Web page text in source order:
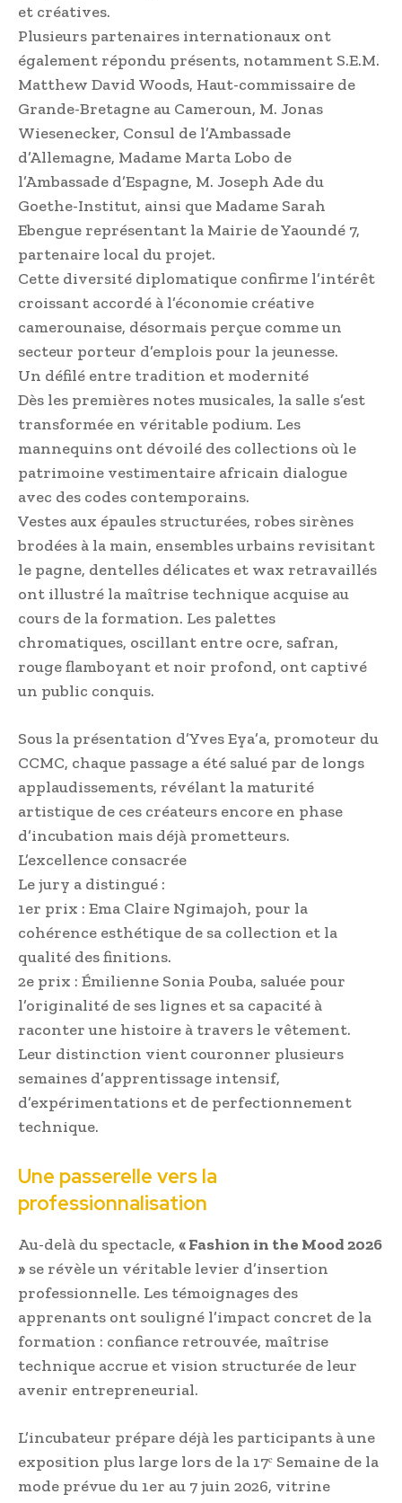
et créatives.
Plusieurs partenaires internationaux ont
également répondu présents, notamment S.E.M.
Matthew David Woods, Haut-commissaire de
Grande-Bretagne au Cameroun, M. Jonas
Wiesenecker, Consul de l’Ambassade
d’Allemagne, Madame Marta Lobo de
l’Ambassade d’Espagne, M. Joseph Ade du
Goethe-Institut, ainsi que Madame Sarah
Ebengue représentant la Mairie de Yaoundé 7,
partenaire local du projet.
Cette diversité diplomatique confirme l’intérêt
croissant accordé à l’économie créative
camerounaise, désormais perçue comme un
secteur porteur d’emplois pour la jeunesse.
Un défilé entre tradition et modernité
Dès les premières notes musicales, la salle s’est
transformée en véritable podium. Les
mannequins ont dévoilé des collections où le
patrimoine vestimentaire africain dialogue
avec des codes contemporains.
Vestes aux épaules structurées, robes sirènes
brodées à la main, ensembles urbains revisitant
le pagne, dentelles délicates et wax retravaillés
ont illustré la maîtrise technique acquise au
cours de la formation. Les palettes
chromatiques, oscillant entre ocre, safran,
rouge flamboyant et noir profond, ont captivé
un public conquis.
Sous la présentation d’Yves Eya’a, promoteur du
CCMC, chaque passage a été salué par de longs
applaudissements, révélant la maturité
artistique de ces créateurs encore en phase
d’incubation mais déjà prometteurs.
L’excellence consacrée
Le jury a distingué :
1er prix : Ema Claire Ngimajoh, pour la
cohérence esthétique de sa collection et la
qualité des finitions.
2e prix : Émilienne Sonia Pouba, saluée pour
l’originalité de ses lignes et sa capacité à
raconter une histoire à travers le vêtement.
Leur distinction vient couronner plusieurs
semaines d’apprentissage intensif,
d’expérimentations et de perfectionnement
technique.
Une passerelle vers la
professionnalisation
Au-delà du spectacle, « Fashion in the Mood 2026
» se révèle un véritable levier d’insertion
professionnelle. Les témoignages des
apprenants ont souligné l’impact concret de la
formation : confiance retrouvée, maîtrise
technique accrue et vision structurée de leur
avenir entrepreneurial.
L’incubateur prépare déjà les participants à une
exposition plus large lors de la 17ᵉ Semaine de la
mode prévue du 1er au 7 juin 2026, vitrine